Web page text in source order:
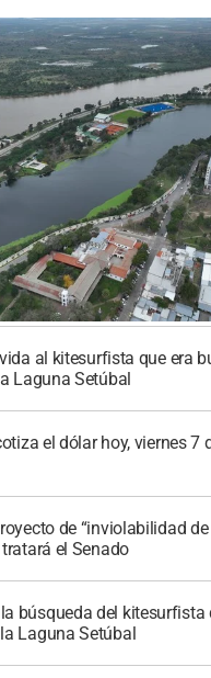
al kitesurfista que era
Laguna Setúbal
el dólar hoy, viernes 7
de “inviolabilidad
el Senado
búsqueda del kitesurfista
Laguna Setúbal